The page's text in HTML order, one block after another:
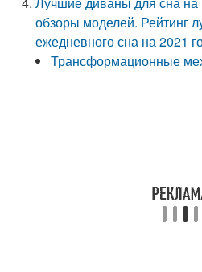
обзоры моделей. Рейтинг
ежедневного сна на 2021
Трансформационные